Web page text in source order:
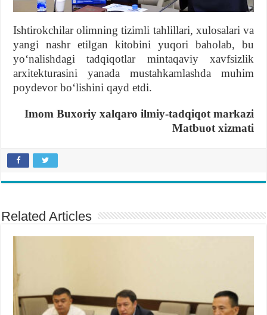
Ishtirokchilar olimning tizimli tahlillari, xulosalari va
yangi nashr etilgan kitobini yuqori baholab, bu
yoʻnalishdagi tadqiqotlar mintaqaviy xavfsizlik
arxitekturasini yanada mustahkamlashda muhim
poydevor boʻlishini qayd etdi.
Imom Buxoriy xalqaro ilmiy-tadqiqot markazi
Matbuot xizmati
Related Articles